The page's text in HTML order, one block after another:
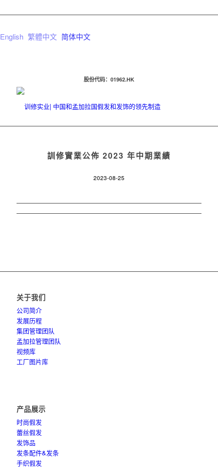
English 繁體中文 简体中文
股份代码：01962.HK
訓修實業公佈 2023 年中期業績
2023-08-25
关于我们
公司简介
发展历程
集团管理团队
孟加拉管理团队
视频库
工厂图片库
产品展示
时尚假发
蕾丝假发
发饰品
发条配件&发条
手织假发